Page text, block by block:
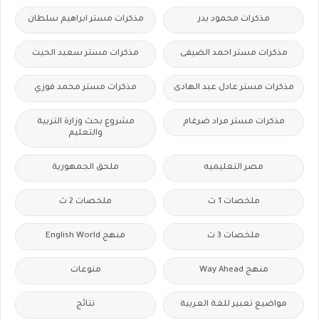
مذكرات محمود بدر مذكرات مستر ابراهيم سلطان
مذكرات مستر احمد الضيفى مذكرات مستر سعيد الحيت
مذكرات مستر عادل عبد الهادى مذكرات مستر محمد فوزي
مذكرات مستر مراد ضرغام
مشروع بحث وزارة التربية
والتعليم
مصر التعليميه ملحق الجمهورية
ملخصات 1 ث ملخصات 2 ث
ملخصات 3 ث منهج English World
منهج Way Ahead منوعات
مواضيع تعبير للغة العربية نتائج